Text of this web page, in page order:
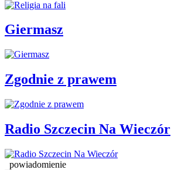
Giermasz
Zgodnie z prawem
Radio Szczecin Na Wieczór
powiadomienie